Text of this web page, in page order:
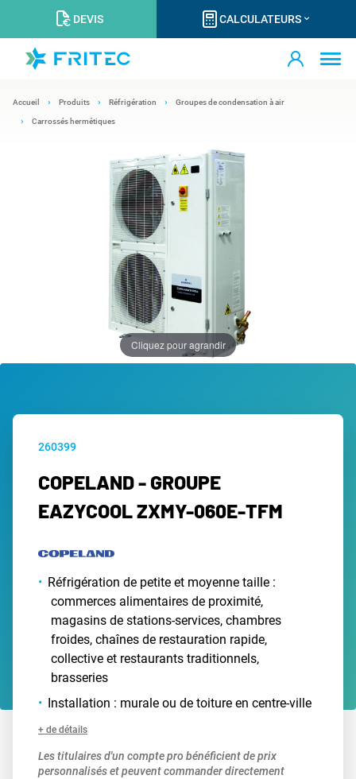
DEVIS CALCULATEURS
Accueil Produits Réfrigération Groupes de condensation à air
Carrossés hermétiques
Cliquez pour agrandir
260399
COPELAND - GROUPE
EAZYCOOL ZXMY-060E-TFM
Réfrigération de petite et moyenne taille :
commerces alimentaires de proximité,
magasins de stations-services, chambres
froides, chaînes de restauration rapide,
collective et restaurants traditionnels,
brasseries
Installation : murale ou de toiture en centre-ville
+ de détails
Les titulaires d'un compte pro bénéficient de prix
personnalisés et peuvent commander directement